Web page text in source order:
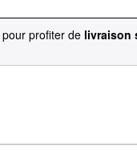
pour profiter de livraison